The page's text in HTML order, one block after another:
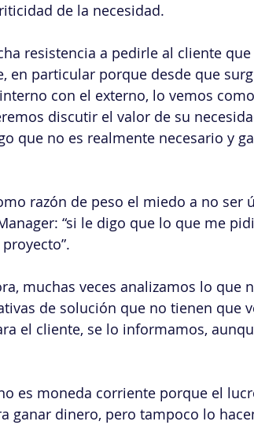
de la necesidad.
resistencia a pedirle al cliente
en particular porque desde que
con el externo, lo vemos
discutir el valor de su
que no es realmente necesario y
razón de peso el miedo a no ser
“si le digo que lo que me
muchas veces analizamos lo que
de solución que no tienen que
el cliente, se lo informamos,
es moneda corriente porque el
ganar dinero, pero tampoco lo